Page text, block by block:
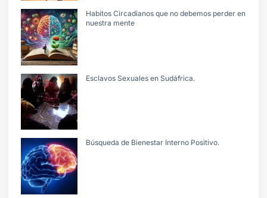
Habitos Circadianos que no debemos perder en
nuestra mente
Esclavos Sexuales en Sudáfrica.
Búsqueda de Bienestar Interno Positivo.